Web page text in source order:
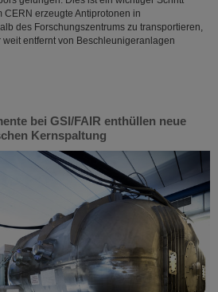
erzeugte Antiprotonen in
des Forschungszentrums zu transportieren,
entfernt von Beschleunigeranlagen
bei GSI/FAIR enthüllen neue
Kernspaltung